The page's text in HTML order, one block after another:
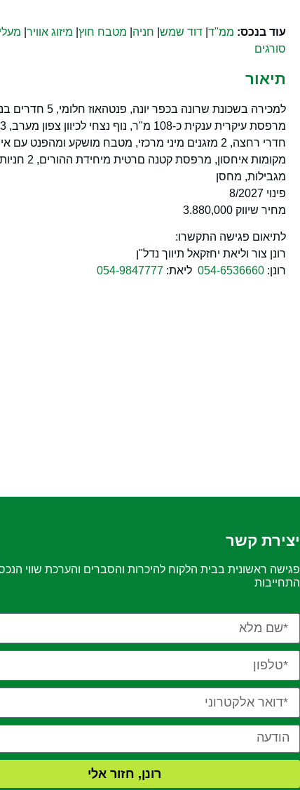
עוד בנכס: ממ"ד דוד שמש חניה מטבח חוץ מיזוג אוויר
סורגים
תיאור
חדרי רחצה, 2 מזגנים מיני מרכזי, מטבח מושקע ומהפנט
מקומות איחסון,
מגבילות, מחסן
פינוי 8/2027
מחיר שיווק 3.880,000
לתיאום פגישה התקשרו:
רונן צור וליאת יחזקאל תיווך נדל"ן
רונן: 054-6536660 ליאת: 054-9847777
יצירת קשר
פגישה ראשונית בבית הלקוח להיכרות והסברים והערכת שווי
התחייבות
רונן, חזור אלי